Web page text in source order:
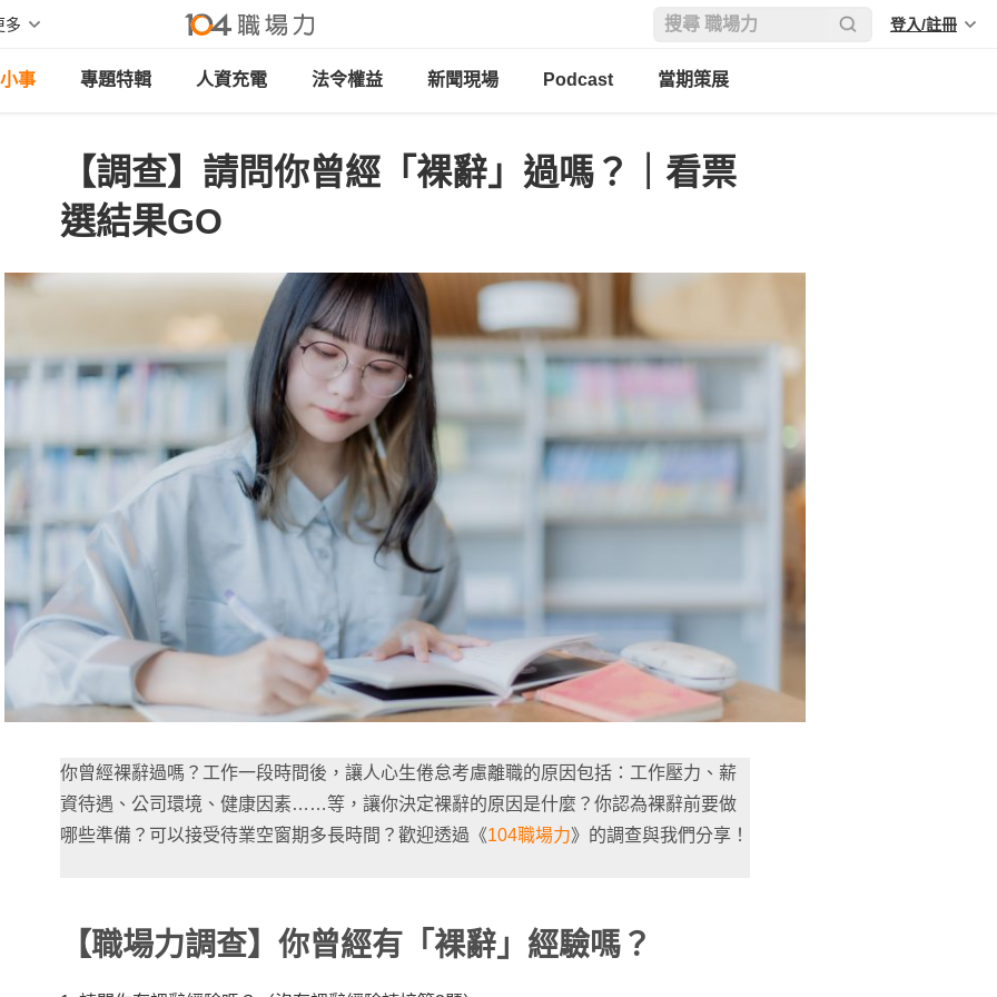
多 登入/註冊
事 專題特輯 人資充電 法令權益 新聞現場 Podcast 當期策展
【調查】請問你曾經「裸辭」過嗎？｜看票
選結果GO
你曾經裸辭過嗎？工作一段時間後，讓人心生倦怠考慮離職的原因包括：工作壓力、薪
資待遇、公司環境、健康因素……等，讓你決定裸辭的原因是什麼？你認為裸辭前要做
哪些準備？可以接受待業空窗期多長時間？歡迎透過《104職場力》的調查與我們分享！
【職場力調查】你曾經有「裸辭」經驗嗎？